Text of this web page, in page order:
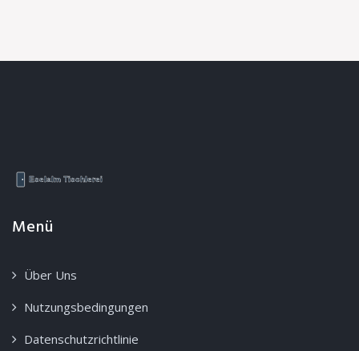
Menü
Über Uns
Nutzungsbedingungen
Datenschutzrichtlinie